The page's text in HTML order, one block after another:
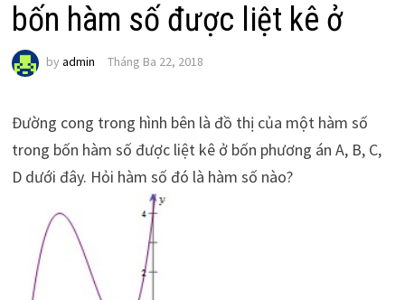
bốn hàm số được liệt kê ở
by admin Tháng Ba 22, 2018
Đường cong trong hình bên là đồ thị của một hàm số
trong bốn hàm số được liệt kê ở bốn phương án A, B, C,
D dưới đây. Hỏi hàm số đó là hàm số nào?